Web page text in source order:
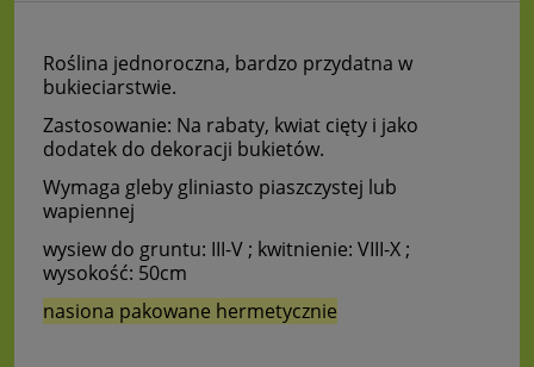
Roślina jednoroczna, bardzo przydatna w
bukieciarstwie.
Zastosowanie: Na rabaty, kwiat cięty i jako
dodatek do dekoracji bukietów.
Wymaga gleby gliniasto piaszczystej lub
wapiennej
wysiew do gruntu: III-V ; kwitnienie: VIII-X ;
wysokość: 50cm
nasiona pakowane hermetycznie